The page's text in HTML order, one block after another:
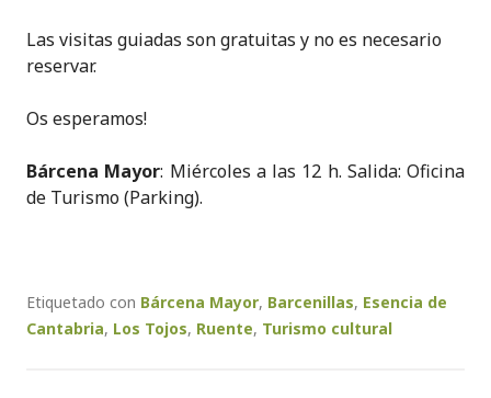
Las visitas guiadas son gratuitas y no es necesario
reservar.
Os esperamos!
Bárcena Mayor: Miércoles a las 12 h. Salida: Oficina
de Turismo (Parking).
Etiquetado con Bárcena Mayor, Barcenillas, Esencia de
Cantabria, Los Tojos, Ruente, Turismo cultural